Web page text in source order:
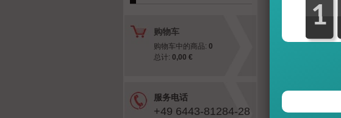
购物车
购物车中的商品: 0
总计: 0,00 €
服务电话
+49 6443-81284-28
0
1
1